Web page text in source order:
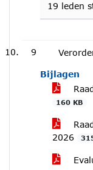
19 leden
9
Bijlagen
160 KB
2026